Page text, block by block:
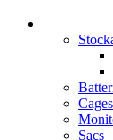
Cages
Sacs